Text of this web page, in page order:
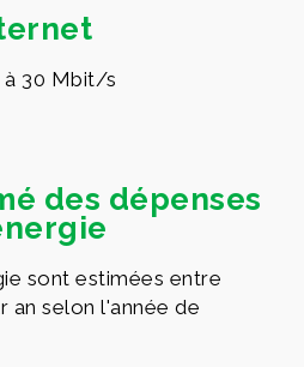
à 30 Mbit/s
des dépenses
sont estimées entre
an selon l'année de